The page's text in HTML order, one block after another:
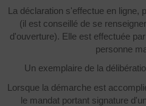
La déclaration s'effectue en ligne,
(il est conseillé de se
d'ouverture). Elle est effectuée
personne
Un exemplaire de la
Lorsque la démarche est
le mandat portant signature